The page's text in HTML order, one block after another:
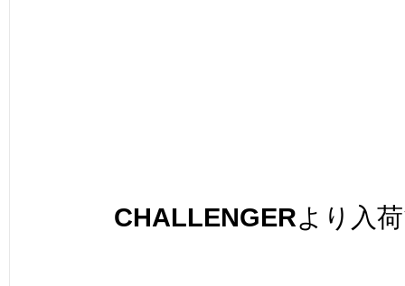
CHALLENGERより入